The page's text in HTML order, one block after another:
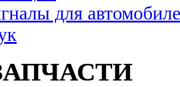
для